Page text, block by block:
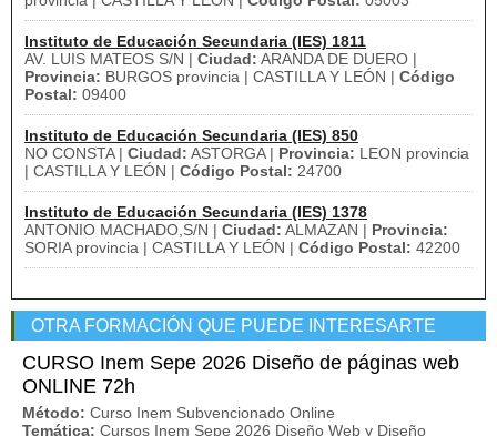
Instituto de Educación Secundaria (IES) 1811
AV. LUIS MATEOS S/N | Ciudad: ARANDA DE DUERO |
Provincia: BURGOS provincia | CASTILLA Y LEÓN | Código
Postal: 09400
Instituto de Educación Secundaria (IES) 850
NO CONSTA | Ciudad: ASTORGA | Provincia: LEON provincia
| CASTILLA Y LEÓN | Código Postal: 24700
Instituto de Educación Secundaria (IES) 1378
ANTONIO MACHADO,S/N | Ciudad: ALMAZAN | Provincia:
SORIA provincia | CASTILLA Y LEÓN | Código Postal: 42200
OTRA FORMACIÓN QUE PUEDE INTERESARTE
CURSO Inem Sepe 2026 Diseño de páginas web
ONLINE 72h
Método: Curso Inem Subvencionado Online
Temática: Cursos Inem Sepe 2026 Diseño Web y Diseño